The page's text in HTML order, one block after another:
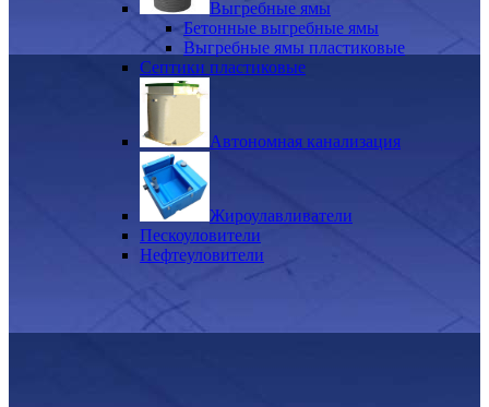
Выгребные ямы
Бетонные выгребные ямы
Выгребные ямы пластиковые
Септики пластиковые
Автономная канализация
Жироулавливатели
Пескоуловители
Нефтеуловители